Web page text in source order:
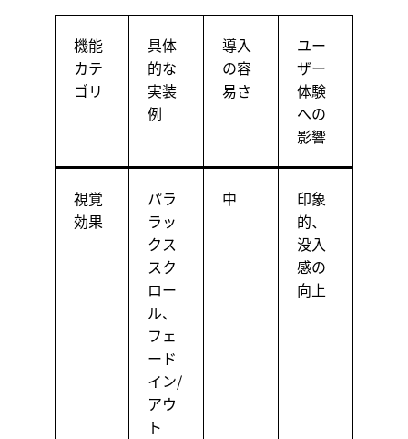
機能
カテ
ゴリ
具体
的な
実装
例
導入
の容
易さ
ユー
ザー
体験
への
影響
視覚
効果
パラ
ラッ
クス
スク
ロー
ル、
フェ
ード
イン/
アウ
ト
中
印象
的、
没入
感の
向上